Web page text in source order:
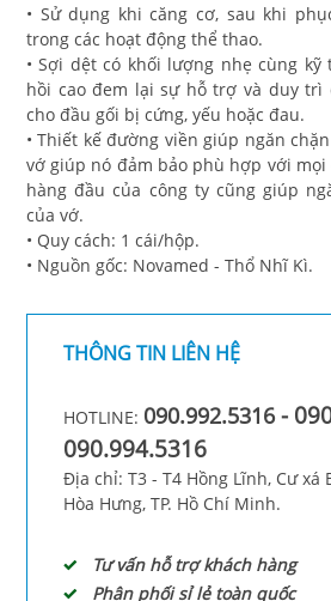
• Sử dụng khi căng cơ, sau khi
trong các hoạt động thể thao.
• Sợi dệt có khối lượng nhẹ cùng
hồi cao đem lại sự hỗ trợ và duy trì
cho đầu gối bị cứng, yếu hoặc đau.
• Thiết kế đường viền giúp ngăn
vớ giúp nó đảm bảo phù hợp với mọi
hàng đầu của công ty cũng giúp
của vớ.
• Quy cách: 1 cái/hộp.
• Nguồn gốc: Novamed - Thổ Nhĩ Kì.
THÔNG TIN LIÊN HỆ
HOTLINE: 090.992.5316-
090.994.5316
Địa chỉ: T3 - T4 Hồng Lĩnh, Cư xá
Hòa Hưng, TP. Hồ Chí Minh.
Tư vấn hỗ trợ khách hàng
Phân phối sỉ lẻ toàn quốc